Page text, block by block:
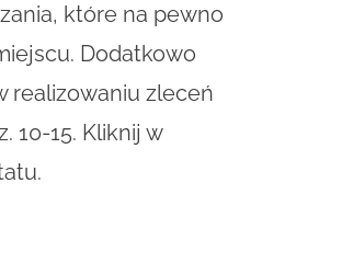
które na pewno
Dodatkowo
realizowaniu zleceń
10-15. Kliknij w